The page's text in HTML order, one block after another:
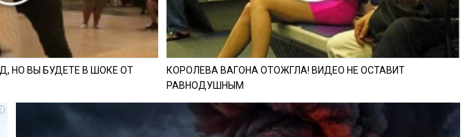
НО ВЫ БУДЕТЕ В ШОКЕ ОТ
КОРОЛЕВА ВАГОНА ОТОЖГЛА! ВИДЕО НЕ ОСТАВИТ
РАВНОДУШНЫМ
i